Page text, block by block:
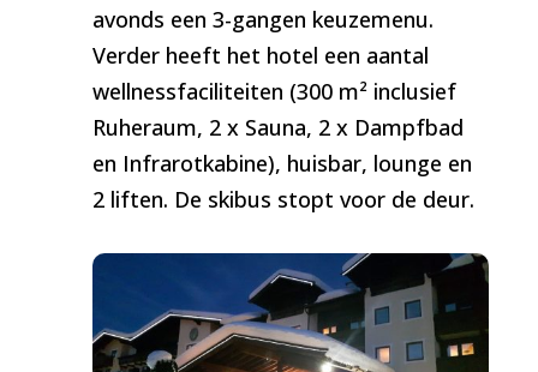
avonds een 3-gangen keuzemenu.
Verder heeft het hotel een aantal
wellnessfaciliteiten (300 m² inclusief
Ruheraum, 2 x Sauna, 2 x Dampfbad
en Infrarotkabine), huisbar, lounge en
2 liften. De skibus stopt voor de deur.